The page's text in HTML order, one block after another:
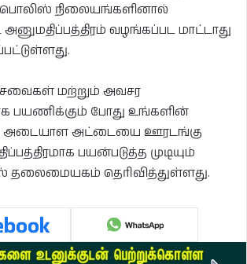
நிலையங்களினால்
வழங்கப்பட மாட்டாது
மற்றும் அவசர
பயணிக்கும் போது உங்களின்
அடையாள அட்டையை ஊரடங்கு
பயன்படுத்த முடியும்
தலைமையகம் தெரிவித்துள்ளது.